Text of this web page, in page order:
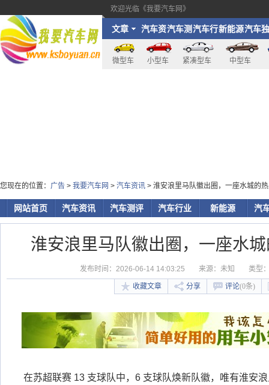
欢迎光临《我要汽车网》
文章 汽车资
讯
汽车测
评
汽车行
业
新能源汽车独
家
微型车 小型车 紧凑型车 中型车
您现在的位置： 广告 > 我要汽车网 > 汽车资讯 > 淮安浪里马队徽出圈，一座水城的
网站首页 汽车资讯 汽车测评 汽车行业 新能源 汽
淮安浪里马队徽出圈，一座水
发布时间：2026-06-14 14:03:25 来源：未知 类型
收藏文章 分享 评论(0条)
在苏超联赛 13 支球队中，6 支球队焕新队徽，唯有淮安